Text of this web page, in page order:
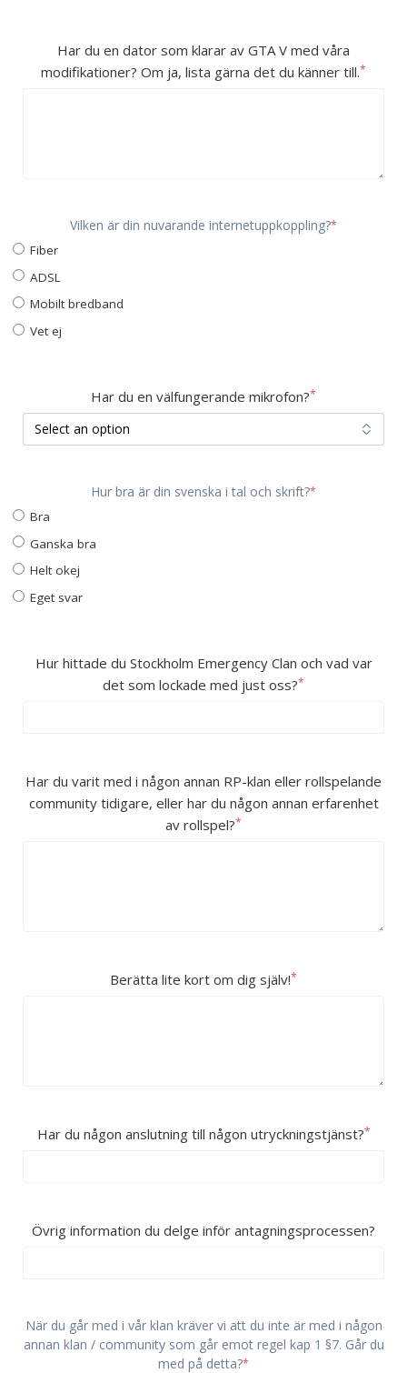
Har du en dator som klarar av GTA V med våra
modifikationer? Om ja, lista gärna det du känner till.*
Vilken är din nuvarande internetuppkoppling?*
Fiber
ADSL
Mobilt bredband
Vet ej
Har du en välfungerande mikrofon?*
Hur bra är din svenska i tal och skrift?*
Bra
Ganska bra
Helt okej
Eget svar
Hur hittade du Stockholm Emergency Clan och vad var
det som lockade med just oss?*
Har du varit med i någon annan RP-klan eller rollspelande
community tidigare, eller har du någon annan erfarenhet
av rollspel?*
Berätta lite kort om dig själv!*
Har du någon anslutning till någon utryckningstjänst?*
Övrig information du delge inför antagningsprocessen?
När du går med i vår klan kräver vi att du inte är med i någon
annan klan / community som går emot regel kap 1 §7. Går du
med på detta?*